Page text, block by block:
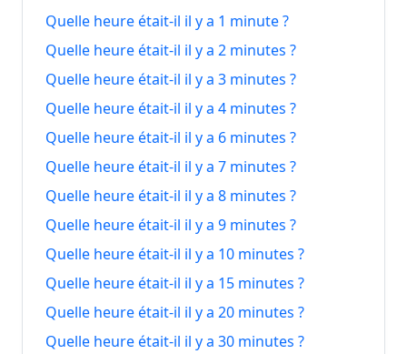
Il y a 10
minutes
8
août
2026
Dans 10
minutes
Il y a 11
minutes
août
2026
Dans 11
minutes
Il y a 12
8
août
2026
Dans 12
minutes
Il y a 13
minutes
8
août
2026
Dans 13
minutes
8
Quelle heure était-il il y a 1 minute ?
Quelle heure était-il il y a 2 minutes ?
Quelle heure était-il il y a 3 minutes ?
Quelle heure était-il il y a 4 minutes ?
Quelle heure était-il il y a 6 minutes ?
Quelle heure était-il il y a 7 minutes ?
Quelle heure était-il il y a 8 minutes ?
Quelle heure était-il il y a 9 minutes ?
Quelle heure était-il il y a 10 minutes ?
Quelle heure était-il il y a 15 minutes ?
Quelle heure était-il il y a 20 minutes ?
Quelle heure était-il il y a 30 minutes ?